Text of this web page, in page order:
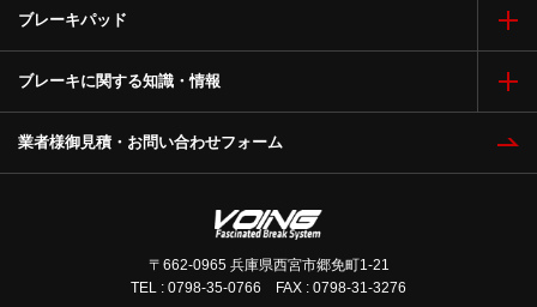
ブレーキパッド
ブレーキに関する知識・情報
業者様御見積・お問い合わせフォーム
〒662-0965 兵庫県西宮市郷免町1-21
TEL : 0798-35-0766 FAX : 0798-31-3276